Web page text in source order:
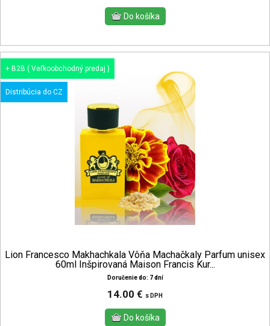
+ B2B ( Veľkoobchodný predaj )
Distribúcia do CZ
Lion Francesco Makhachkala Vôňa Machačkaly Parfum unisex
60ml Inšpirovaná Maison Francis Kur...
Doručenie do: 7 dní
14.00 € s DPH